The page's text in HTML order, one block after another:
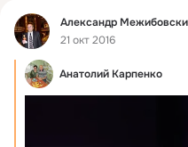
Фид Александр
21 окт 2016
Анатолий Карпенко